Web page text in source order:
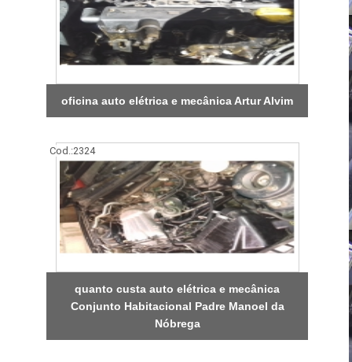
oficina auto elétrica e mecânica Artur Alvim
Cod.:2324
quanto custa auto elétrica e mecânica
Conjunto Habitacional Padre Manoel da
Nóbrega